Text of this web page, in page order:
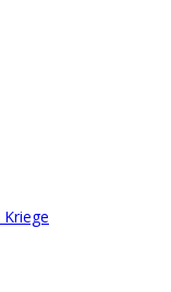
Kriege